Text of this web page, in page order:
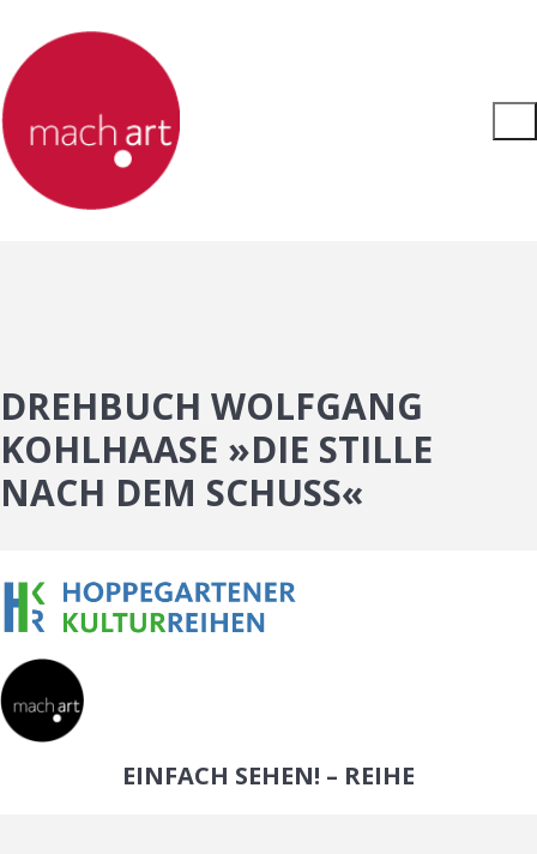
DREHBUCH WOLFGANG
KOHLHAASE »DIE STILLE
NACH DEM SCHUSS«
EINFACH SEHEN! – REIHE